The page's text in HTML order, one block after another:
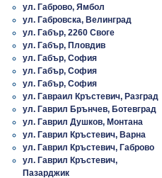
ул. Габрово, Ямбол
ул. Габровска, Велинград
ул. Габър, 2260 Своге
ул. Габър, Пловдив
ул. Габър, София
ул. Габър, София
ул. Габър, София
ул. Гавраил Кръстевич, Разград
ул. Гаврил Брънчев, Ботевград
ул. Гаврил Душков, Монтана
ул. Гаврил Кръстевич, Варна
ул. Гаврил Кръстевич, Габрово
ул. Гаврил Кръстевич,
Пазарджик